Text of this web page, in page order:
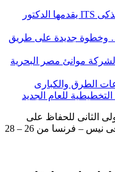
دراسة عن فوائد و أهداف النقل الذكى ITS يقدمها الدكتور
وخطوة جديدة على طريق
لشركة موانئ مصر البحرية
الطرق والكبارى
للعام الجديد
الثانى للحفاظ على
طبقات الرصف وإعادة تدويرها 2018م فى نيس – فرنسا من 26 – 28